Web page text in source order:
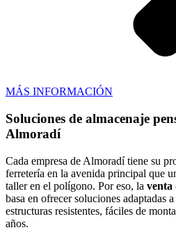
MÁS INFORMACIÓN
Soluciones de almacenaje
Almoradí
Cada empresa de Almoradí tiene su
ferretería en la avenida principal que
taller en el polígono. Por eso, la venta
basa en ofrecer soluciones adaptadas
estructuras resistentes, fáciles de
años.